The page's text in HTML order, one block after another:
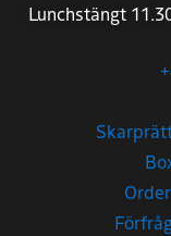
Lunchstängt